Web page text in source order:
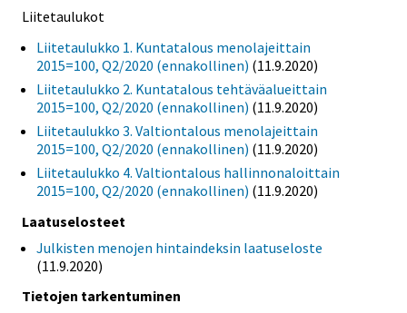
Liitetaulukot
Liitetaulukko 1. Kuntatalous menolajeittain
2015=100, Q2/2020 (ennakollinen) (11.9.2020)
Liitetaulukko 2. Kuntatalous tehtäväalueittain
2015=100, Q2/2020 (ennakollinen) (11.9.2020)
Liitetaulukko 3. Valtiontalous menolajeittain
2015=100, Q2/2020 (ennakollinen) (11.9.2020)
Liitetaulukko 4. Valtiontalous hallinnonaloittain
2015=100, Q2/2020 (ennakollinen) (11.9.2020)
Laatuselosteet
Julkisten menojen hintaindeksin laatuseloste
(11.9.2020)
Tietojen tarkentuminen